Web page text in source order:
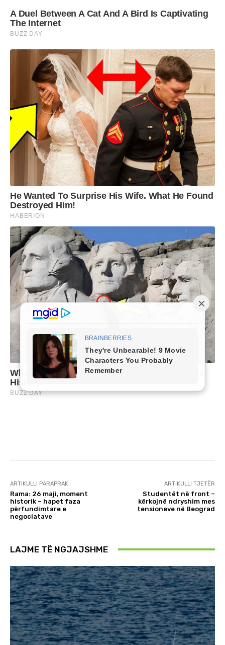
ARTIKULLI PARAPRAK
Rama: 26 maji, moment
historik – hapet faza
përfundimtare e
negociatave
ARTIKULLI TJETËR
Studentët në front –
kërkojnë ndryshim mes
tensioneve në Beograd
LAJME TË NGJAJSHME